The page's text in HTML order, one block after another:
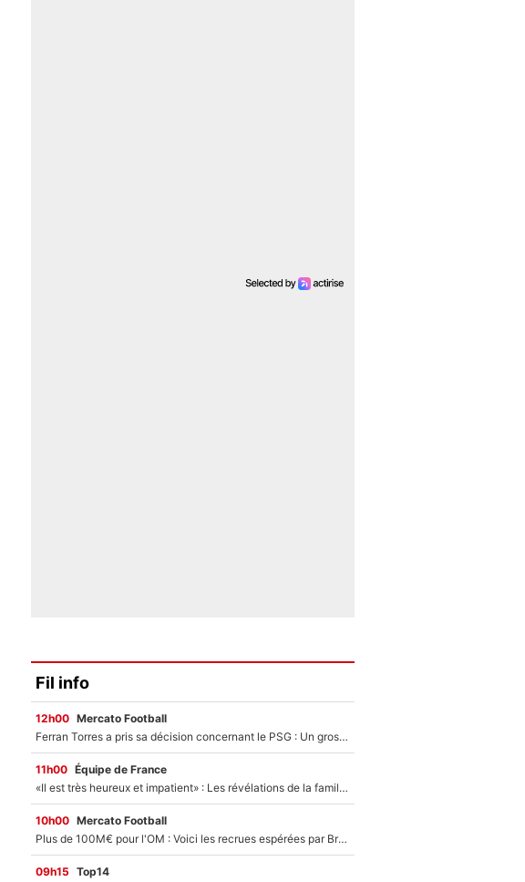
Fil info
12h00 Mercato Football
Ferran Torres a pris sa décision concernant le PSG : Un gros club étranger prêt à relancer le feuilleton pour la signature du champion du monde 2026 !
11h00 Équipe de France
«Il est très heureux et impatient» : Les révélations de la famille Zidane sur sa prise de pouvoir en équipe de France !
10h00 Mercato Football
Plus de 100M€ pour l'OM : Voici les recrues espérées par Bruno Genesio et Grégory Lorenzi après l’opération dégraissage
09h15 Top14